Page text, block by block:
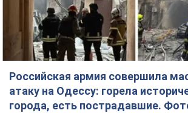
Российская армия совершила
атаку на Одессу: горела
города, есть пострадавшие.